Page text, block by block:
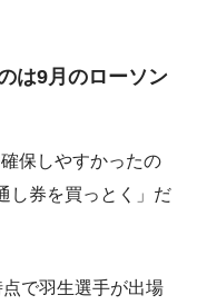
は9月のローソン
保しやすかったの
し券を買っとく」だ
で羽生選手が出場